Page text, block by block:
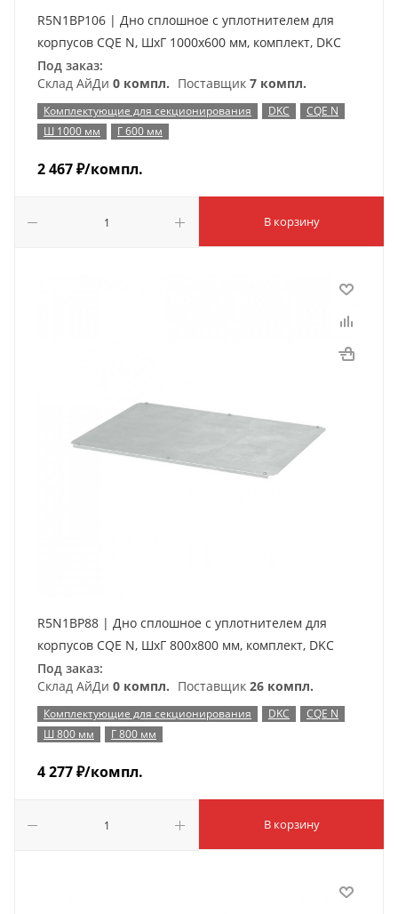
R5N1BP106 | Дно сплошное с уплотнителем для
корпусов CQE N, ШхГ 1000х600 мм, комплект, DKC
Под заказ:
Склад АйДи 0 компл. Поставщик 7 компл.
Комплектующие для секционирования DKC
CQE N
Ш 1000 мм
Г 600 мм
2 467₽/компл.
В корзину
R5N1BP88 | Дно сплошное с уплотнителем для
корпусов CQE N, ШхГ 800х800 мм, комплект, DKC
Под заказ:
Склад АйДи 0 компл. Поставщик 26 компл.
Комплектующие для секционирования DKC
CQE N
Ш 800 мм
Г 800 мм
4 277₽/компл.
В корзину